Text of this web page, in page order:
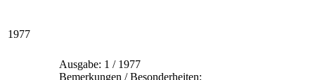
1977
Ausgabe: 1 / 1977
Bemerkungen / Besonderheiten: